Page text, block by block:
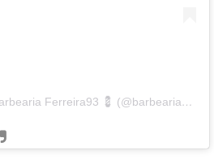
Uma publicação compartilhada por 💈 Barbearia Ferreira93 💈 (@barbearia_ferreira93)